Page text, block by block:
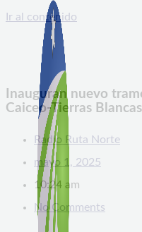
Ir al contenido
Inauguran nuevo
Caiceo-Tierras
Radio Ruta Norte
mayo 1, 2025
10:24 am
No Comments